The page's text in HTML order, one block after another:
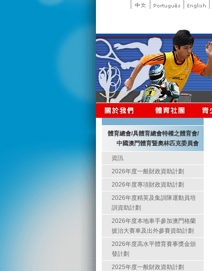
體育總會/具體育總會特權之體育會/
中國澳門體育暨奧林匹克委員會
資訊
2026年度一般財政資助計劃
2026年度專項財政資助計劃
2026年度精英及集訓隊運動員培
訓資助計劃
2026年度本地車手參加澳門格蘭
披治大賽車及出外參賽資助計劃
2026年度高水平體育賽事獎金頒
發計劃
2025年度一般財政資助計劃